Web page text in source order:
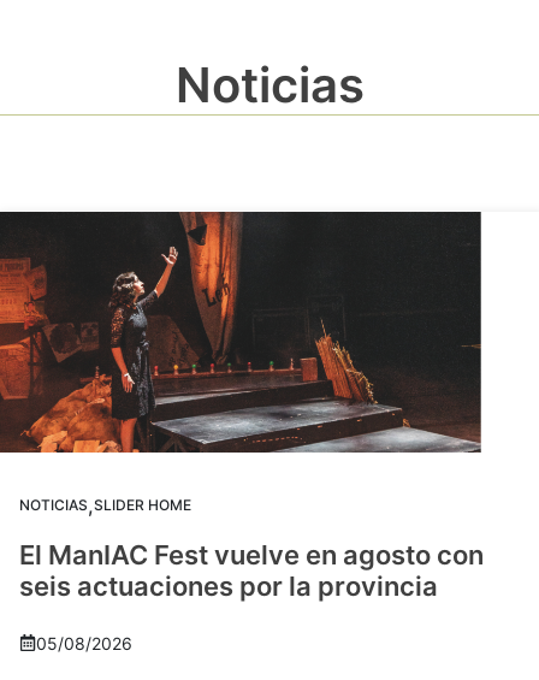
Noticias
NOTICIAS,SLIDER HOME
El ManIAC Fest vuelve en agosto con
seis actuaciones por la provincia
05/08/2026